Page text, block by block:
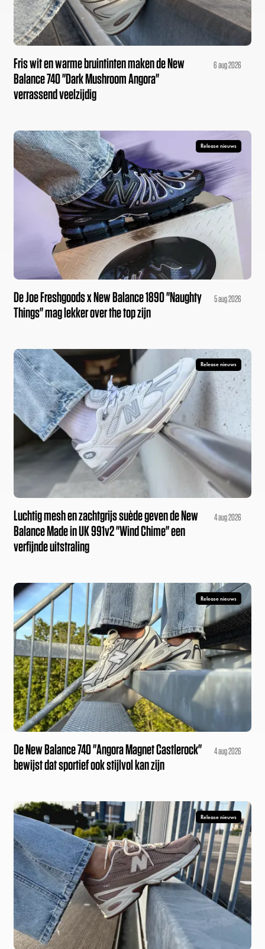
Fris wit en warme bruintinten maken de New
Balance 740 "Dark Mushroom Angora"
verrassend veelzijdig
6 aug 2026
Release nieuws
De Joe Freshgoods x New Balance 1890 "Naughty
Things" mag lekker over the top zijn
5 aug 2026
Release nieuws
Luchtig mesh en zachtgrijs suède geven de New
Balance Made in UK 991v2 "Wind Chime" een
verfijnde uitstraling
4 aug 2026
Release nieuws
De New Balance 740 "Angora Magnet Castlerock"
bewijst dat sportief ook stijlvol kan zijn
4 aug 2026
Release nieuws